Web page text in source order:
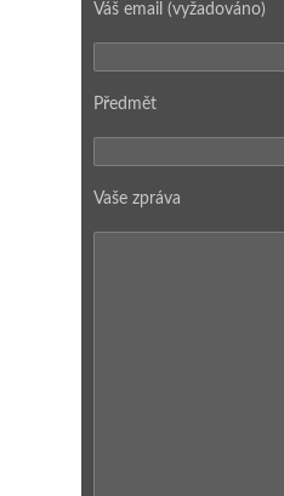
Váš email (vyžadováno)
Předmět
Vaše zpráva